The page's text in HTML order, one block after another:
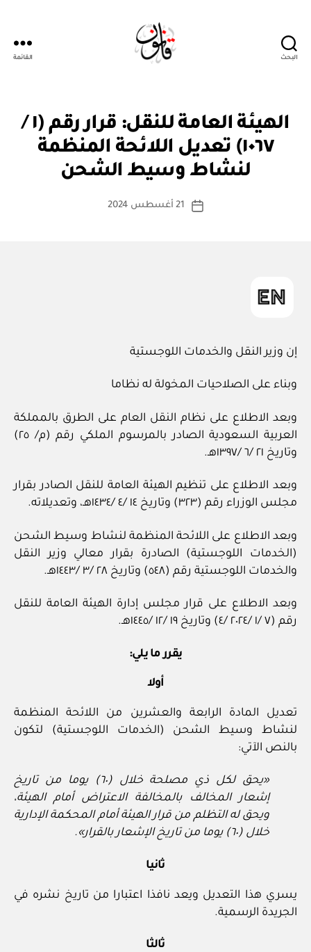
البحث القائمة
التصنيفات
الهيئة العامة للنقل: قرار رقم (١ /
١٠٦٧) تعديل اللائحة المنظمة
لنشاط وسيط الشحن
كاتب
بو
س
ة
تاريخ
21 أغسطس 2024
إن وزير النقل والخدمات اللوجستية
وبناء على الصلاحيات المخولة له نظاما
وبعد الاطلاع على نظام النقل العام على الطرق بالمملكة
العربية السعودية الصادر بالمرسوم الملكي رقم (م/ ٢٥)
وتاريخ ٢١ /٦ /١٣٩٧هـ.
وبعد الاطلاع على تنظيم الهيئة العامة للنقل الصادر بقرار
مجلس الوزراء رقم (٣٢٣) وتاريخ ١٤ /٤ /١٤٣٤هـ، وتعديلاته.
وبعد الاطلاع على اللائحة المنظمة لنشاط وسيط الشحن
(الخدمات اللوجستية) الصادرة بقرار معالي وزير النقل
والخدمات اللوجستية رقم (٥٤٨) وتاريخ ٢٨ /٣ /١٤٤٣هـ.
وبعد الاطلاع على قرار مجلس إدارة الهيئة العامة للنقل
رقم (٧ /١ /٢٠٢٤ /٤) وتاريخ ١٩ /١٢ /١٤٤٥هـ.
يقرر ما يلي:
أولا
تعديل المادة الرابعة والعشرين من اللائحة المنظمة
لنشاط وسيط الشحن (الخدمات اللوجستية) لتكون
بالنص الآتي:
«يحق لكل ذي مصلحة خلال (٦٠) يوما من تاريخ
إشعار المخالف بالمخالفة الاعتراض أمام الهيئة،
ويحق له التظلم من قرار الهيئة أمام المحكمة الإدارية
خلال (٦٠) يوما من تاريخ الإشعار بالقرار».
ثانيا
يسري هذا التعديل ويعد نافذا اعتبارا من تاريخ نشره في
الجريدة الرسمية.
ثالثا